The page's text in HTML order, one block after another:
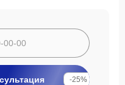
-25%